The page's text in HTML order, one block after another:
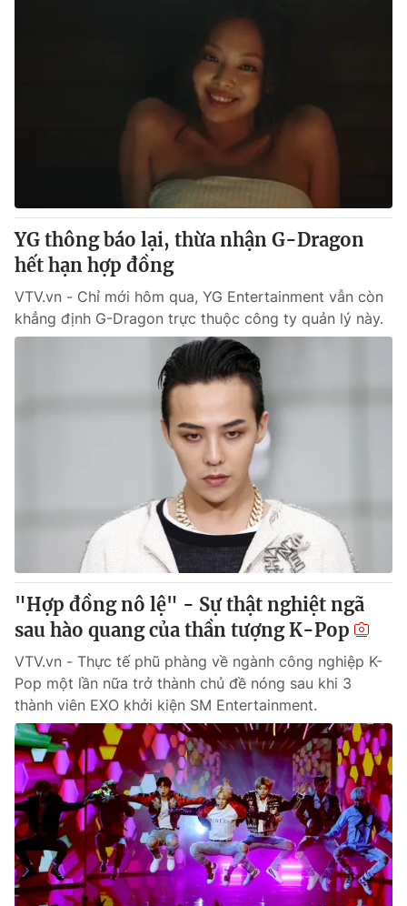
YG thông báo lại, thừa nhận G-Dragon
hết hạn hợp đồng
VTV.vn - Chỉ mới hôm qua, YG Entertainment vẫn còn
khẳng định G-Dragon trực thuộc công ty quản lý này.
"Hợp đồng nô lệ" - Sự thật nghiệt ngã
sau hào quang của thần tượng K-Pop
VTV.vn - Thực tế phũ phàng về ngành công nghiệp K-
Pop một lần nữa trở thành chủ đề nóng sau khi 3
thành viên EXO khởi kiện SM Entertainment.